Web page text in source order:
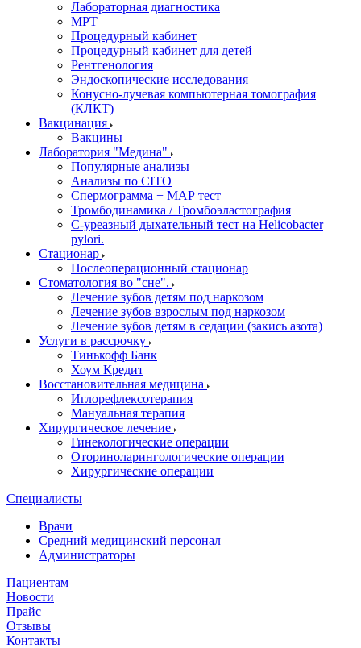
Лабораторная диагностика
МРТ
Процедурный кабинет
Процедурный кабинет для детей
Рентгенология
Эндоскопические исследования
Конусно-лучевая компьютерная томография
(КЛКТ)
Вакцинация
Вакцины
Лаборатория "Медина"
Популярные анализы
Анализы по CITO
Спермограмма + МАР тест
Тромбодинамика / Тромбоэластография
С-уреазный дыхательный тест на Helicobacter
pylori.
Стационар
Послеоперационный стационар
Стоматология во "сне".
Лечение зубов детям под наркозом
Лечение зубов взрослым под наркозом
Лечение зубов детям в седации (закись азота)
Услуги в рассрочку
Тинькофф Банк
Хоум Кредит
Восстановительная медицина
Иглорефлексотерапия
Мануальная терапия
Хирургическое лечение
Гинекологические операции
Оториноларингологические операции
Хирургические операции
Специалисты
Врачи
Средний медицинский персонал
Администраторы
Пациентам
Новости
Прайс
Отзывы
Контакты